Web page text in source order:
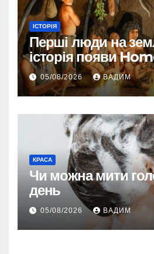
ІСТОРІЯ
Перші люди на
історія появи
05/08/2026 ВАДИМ
КРАСА
Чи можна мити
день
05/08/2026 ВАДИМ